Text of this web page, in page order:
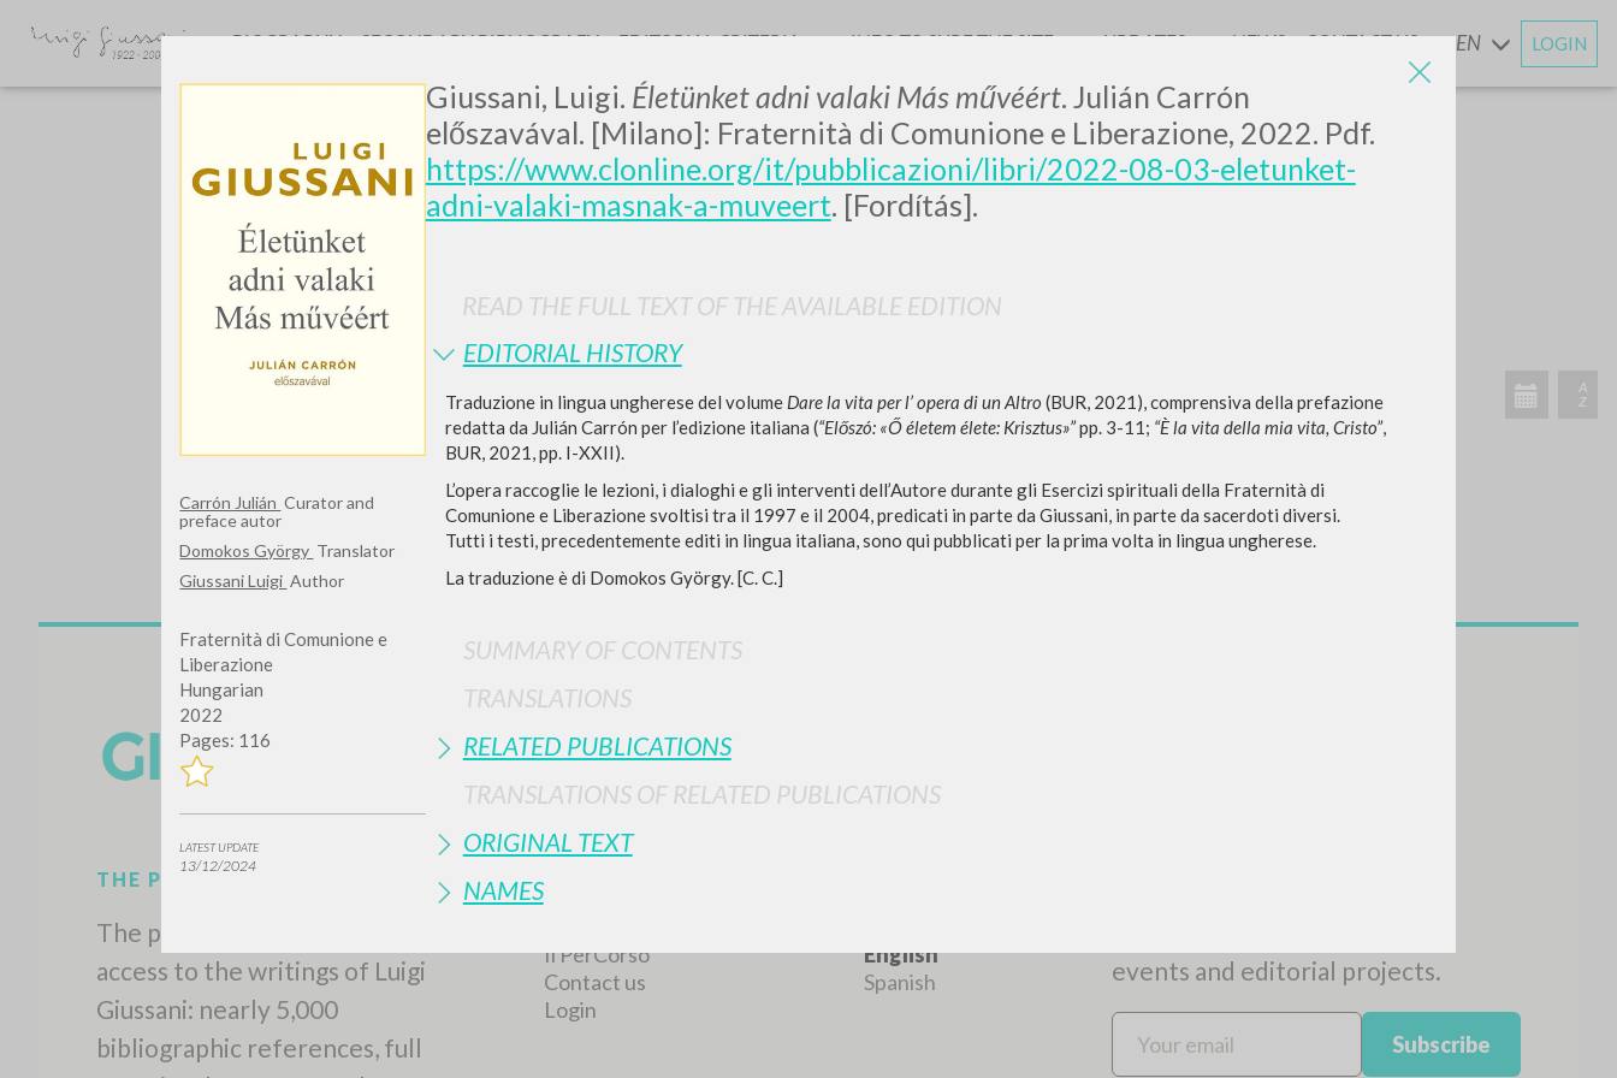
Carrón Julián Curator and
preface autor
Domokos György Translator
Giussani Luigi Author
Fraternità di Comunione e
Liberazione
Hungarian
2022
Pages: 116
LATEST UPDATE
13/12/2024
Giussani, Luigi. Életünket adni valaki Más művéért. Julián Carrón
előszavával. [Milano]: Fraternità di Comunione e Liberazione, 2022. Pdf.
https://www.clonline.org/it/pubblicazioni/libri/2022-08-03-eletunket-
adni-valaki-masnak-a-muveert. [Fordítás].
READ THE FULL TEXT OF THE AVAILABLE EDITION
EDITORIAL HISTORY
Traduzione in lingua ungherese del volume Dare la vita per l’ opera di un Altro (BUR, 2021), comprensiva della prefazione
redatta da Julián Carrón per l’edizione italiana (“Előszó: «Ő életem élete: Krisztus»”pp. 3-11; “È la vita della mia vita, Cristo”,
BUR, 2021, pp. I-XXII).
L’opera raccoglie le lezioni, i dialoghi e gli interventi dell’Autore durante gli Esercizi spirituali della Fraternità di
Comunione e Liberazione svoltisi tra il 1997 e il 2004, predicati in parte da Giussani, in parte da sacerdoti diversi.
Tutti i testi, precedentemente editi in lingua italiana, sono qui pubblicati per la prima volta in lingua ungherese.
La traduzione è di Domokos György. [C. C.]
SUMMARY OF CONTENTS
TRANSLATIONS
RELATED PUBLICATIONS
TRANSLATIONS OF RELATED PUBLICATIONS
ORIGINAL TEXT
NAMES
LUIGI
GIUSSANI
scritti
BIOGRAPHY SECONDARY BIBLIOGRAFY EDITORIAL CRITERIA INFO TO SURF THE SITE UPDATESANDNEWS CONTACT US EN LOGIN
Do you want even more precise results? Use the ADVANCED SEARCH »